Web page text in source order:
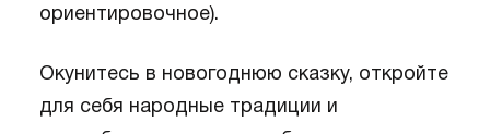
ориентировочное).
Окунитесь в новогоднюю сказку, откройте
для себя народные традиции и